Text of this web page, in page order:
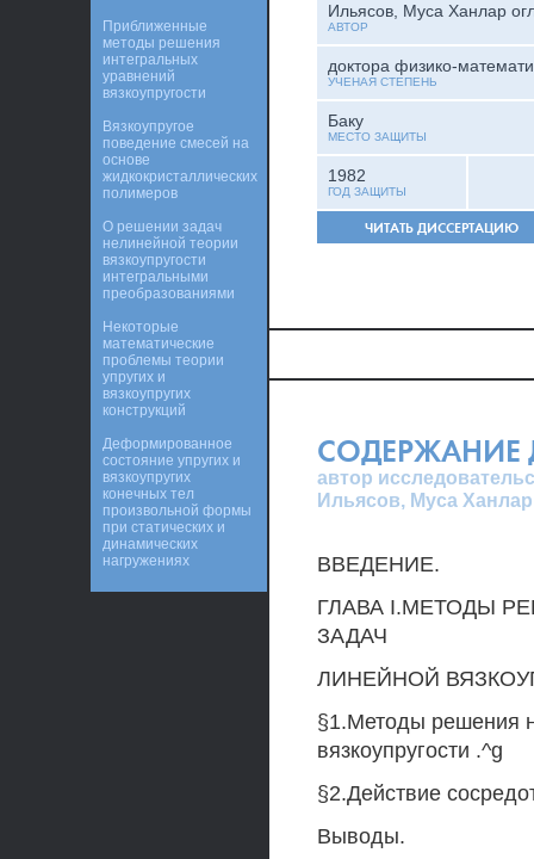
Ильясов, Муса Ханлар
АВТОР
доктора физико-
УЧЕНАЯ СТЕПЕНЬ
Баку
МЕСТО ЗАЩИТЫ
1982
ГОД ЗАЩИТЫ
ЧИТАТЬ ДИССЕРТАЦИЮ
СОДЕРЖАНИЕ
автор
Ильясов, Муса
ВВЕДЕНИЕ.
ГЛАВА I.МЕТОДЫ
ЗАДАЧ
ЛИНЕЙНОЙ
§1.Методы решения
вязкоупругости .^g
§2.Действие
Выводы.
Приближенные
методы решения
интегральных
уравнений
вязкоупругости
Вязкоупругое
поведение смесей на
основе
жидкокристаллических
полимеров
О решении задач
нелинейной теории
вязкоупругости
интегральными
преобразованиями
Некоторые
математические
проблемы теории
упругих и
вязкоупругих
конструкций
Деформированное
состояние упругих и
вязкоупругих
конечных тел
произвольной формы
при статических и
динамических
нагружениях